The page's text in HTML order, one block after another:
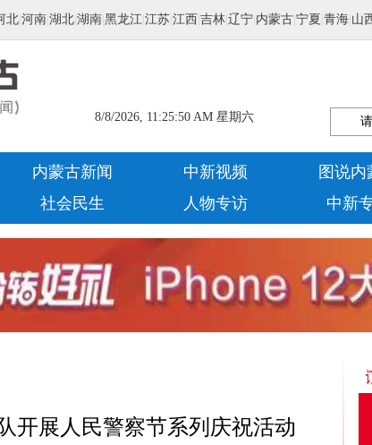
北 河南 湖北 湖南 黑龙江 江苏 江西 吉林 辽宁 内蒙古 宁夏 青海 山
8/8/2026, 11:25:50 AM 星期六
内蒙古新闻 中新视频 图说内
社会民生 人物专访 中新
开展人民警察节系列庆祝活动